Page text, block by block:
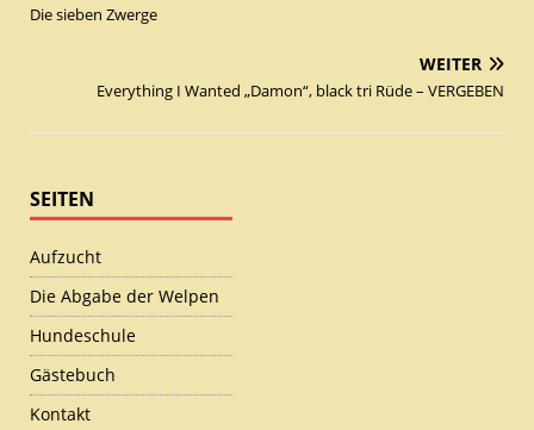
Die sieben Zwerge
WEITER
Everything I Wanted „Damon“, black tri Rüde – VERGEBEN
SEITEN
Aufzucht
Die Abgabe der Welpen
Hundeschule
Gästebuch
Kontakt